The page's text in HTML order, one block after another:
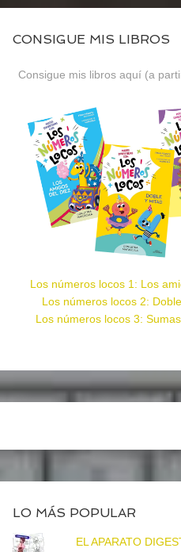
CONSIGUE MIS LIBROS
Consigue mis libros aquí (a
Los números locos 1: Los
Los números locos 2:
Los números locos 3:
LO MÁS POPULAR
EL APARATO